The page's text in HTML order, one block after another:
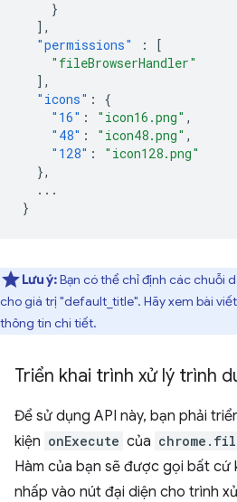
}
],
"permissions"
:
[
"fileBrowserHandler"
],
"icons" :
{
"16" : "icon16.png" ,
"48" : "icon48.png" ,
"128" :
"icon128.png"
},
...
}
Lưu ý:Bạn có thể chỉ định các chuỗi
cho giá trị "default_title". Hãy xem bài viết
thông tin chi tiết.
Triển khai trình xử lý trình
Để sử dụng API này, bạn phải
kiện onExecute của
Hàm của bạn sẽ được gọi bất cứ
nhấp vào nút đại diện cho trình